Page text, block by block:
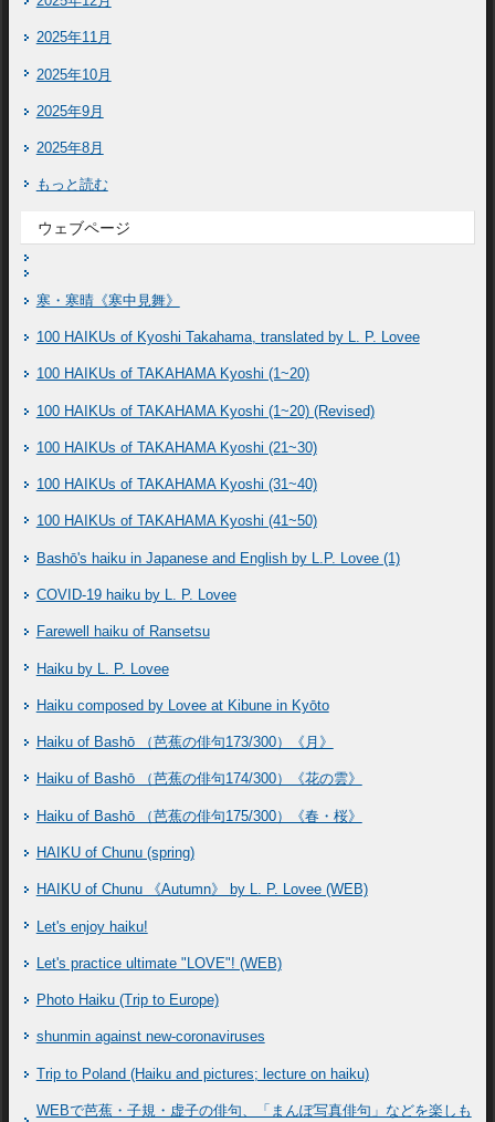
2025年11月
2025年10月
2025年9月
2025年8月
もっと読む
ウェブページ
寒・寒晴《寒中見舞》
100 HAIKUs of Kyoshi Takahama, translated by L. P. Lovee
100 HAIKUs of TAKAHAMA Kyoshi (1~20)
100 HAIKUs of TAKAHAMA Kyoshi (1~20) (Revised)
100 HAIKUs of TAKAHAMA Kyoshi (21~30)
100 HAIKUs of TAKAHAMA Kyoshi (31~40)
100 HAIKUs of TAKAHAMA Kyoshi (41~50)
Bashō's haiku in Japanese and English by L.P. Lovee (1)
COVID-19 haiku by L. P. Lovee
Farewell haiku of Ransetsu
Haiku by L. P. Lovee
Haiku composed by Lovee at Kibune in Kyōto
Haiku of Bashō （芭蕉の俳句173/300）《月》
Haiku of Bashō （芭蕉の俳句174/300）《花の雲》
Haiku of Bashō （芭蕉の俳句175/300）《春・桜》
HAIKU of Chunu (spring)
HAIKU of Chunu 《Autumn》 by L. P. Lovee (WEB)
Let's enjoy haiku!
Let's practice ultimate "LOVE"! (WEB)
Photo Haiku (Trip to Europe)
shunmin against new-coronaviruses
Trip to Poland (Haiku and pictures; lecture on haiku)
WEBで芭蕉・子規・虚子の俳句、「まんぽ写真俳句」などを楽しも